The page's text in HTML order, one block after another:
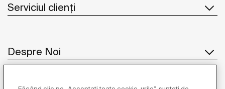
Serviciul clienți
Despre Noi